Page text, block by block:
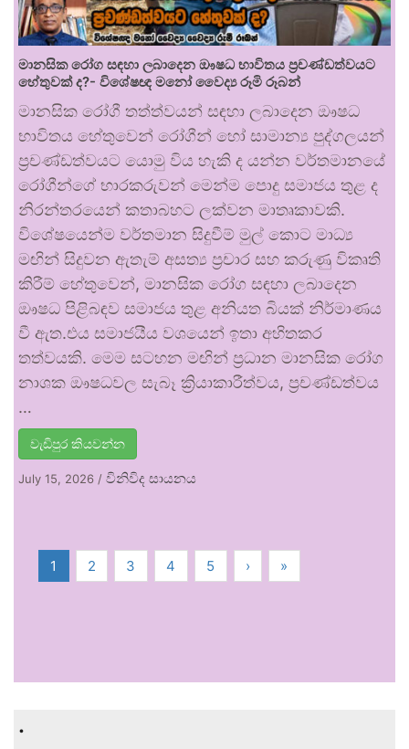
මානසික රෝග සඳහා ලබාදෙන ඖෂධ භාවිතය ප්‍රචණ්ඩත්වයට
හේතුවක් ද?- විශේෂඥ මනෝ වෛද්‍ය රූමි රූබන්
මානසික රෝගී තත්ත්වයන් සඳහා ලබාදෙන ඖෂධ
භාවිතය හේතුවෙන් රෝගීන් හෝ සාමාන්‍ය පුද්ගලයන්
ප්‍රචණ්ඩත්වයට යොමු විය හැකි ද යන්න වර්තමානයේ
රෝගීන්ගේ භාරකරුවන් මෙන්ම පොදු සමාජය තුළ ද
නිරන්තරයෙන් කතාබහට ලක්වන මාතෘකාවකි.
විශේෂයෙන්ම වර්තමාන සිදුවීම් මුල් කොට මාධ්‍ය
මඟින් සිදුවන ඇතැම් අසත්‍ය ප්‍රචාර සහ කරුණු විකෘති
කිරීම් හේතුවෙන්, මානසික රෝග සඳහා ලබාදෙන
ඖෂධ පිළිබඳව සමාජය තුළ අනියත බියක් නිර්මාණය
වී ඇත.එය සමාජයීය වශයෙන් ඉතා අහිතකර
තත්වයකි. මෙම සටහන මඟින් ප්‍රධාන මානසික රෝග
නාශක ඖෂධවල සැබෑ ක්‍රියාකාරීත්වය, ප්‍රචණ්ඩත්වය
…
වැඩිපුර කියවන්න
July 15, 2026 / විනිවිද සායනය
1 2 3 4 5 › »
.